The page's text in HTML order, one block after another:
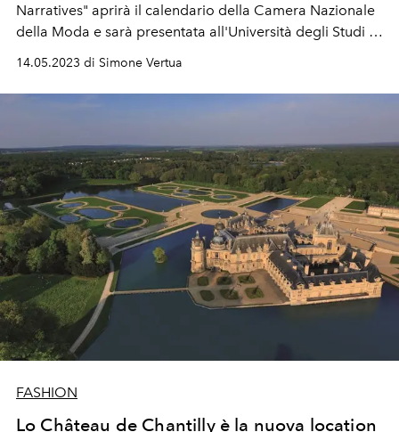
Narratives" aprirà il calendario della Camera Nazionale
della Moda e sarà presentata all'Università degli Studi di
Milano Statale.
14.05.2023 di Simone Vertua
FASHION
Lo Château de Chantilly è la nuova location